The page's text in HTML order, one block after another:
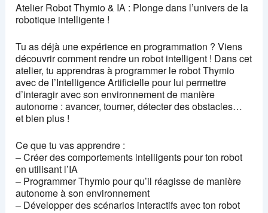
Atelier Robot Thymio & IA : Plonge dans l’univers de la
robotique intelligente !
Tu as déjà une expérience en programmation ? Viens
découvrir comment rendre un robot intelligent ! Dans cet
atelier, tu apprendras à programmer le robot Thymio
avec de l’Intelligence Artificielle pour lui permettre
d’interagir avec son environnement de manière
autonome : avancer, tourner, détecter des obstacles…
et bien plus !
Ce que tu vas apprendre :
– Créer des comportements intelligents pour ton robot
en utilisant l’IA
– Programmer Thymio pour qu’il réagisse de manière
autonome à son environnement
– Développer des scénarios interactifs avec ton robot